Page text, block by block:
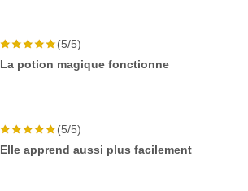
(5/5)
La potion magique fonctionne
(5/5)
Elle apprend aussi plus facilement